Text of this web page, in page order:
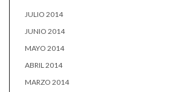
JULIO 2014
JUNIO 2014
MAYO 2014
ABRIL 2014
MARZO 2014